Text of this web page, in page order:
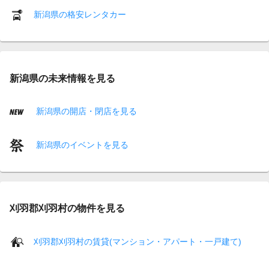
新潟県の格安レンタカー
新潟県の未来情報を見る
新潟県の開店・閉店を見る
新潟県のイベントを見る
刈羽郡刈羽村の物件を見る
刈羽郡刈羽村の賃貸(マンション・アパート・一戸建て)